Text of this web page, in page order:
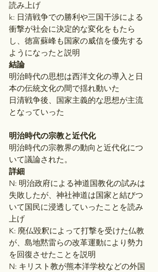
読み上げ
k: 日清戦争での勝利や三国干渉による
衝撃が社会に決定的な変化をもたら
し、徳富蘇峰も国家の威信を優先する
ようになったと説明
結論
明治時代の思想は西洋文化の導入と日
本の伝統文化の間で揺れ動いた
日清戦争後、国家主義的な思想が主流
となっていった
明治時代の宗教と近代化
明治時代の宗教界の動向と近代化につ
いて議論された。
詳細
N: 明治政府による神道国教化の試みは
失敗したが、神社神道は国家と結びつ
いて国民に浸透していったことを読み
上げ
K: 廃仏毀釈によって打撃を受けた仏教
が、島地黙雷らの改革運動により勢力
を回復させたことを説明
N: キリスト教が熊本洋学校などの外国